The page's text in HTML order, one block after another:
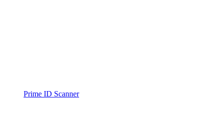
Prime ID Scanner